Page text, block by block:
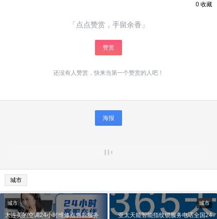
0 收藏
「点点赞赏，手留余香」
赞赏
还没有人赞赏，快来当第一个赞赏的人吧！
海报
城市
城市
大连美的空调24小时维修点售后服务
城市
亚太天能智能指纹锁服务电话全国24